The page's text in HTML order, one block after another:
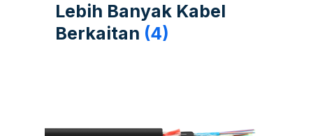
Lebih Banyak Kabel
Berkaitan (4)